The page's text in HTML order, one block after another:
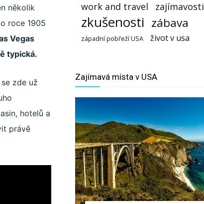
několik
roce 1905
Vegas
typická.
zde už
hotelů a
právě
work and travel zajímavosti
zkušenosti zábava
západní pobřeží USA život v usa
Zajímavá místa v USA